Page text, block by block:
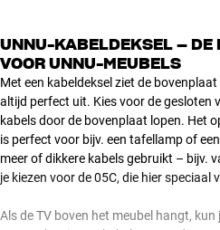
UNNU-KABELDEKSEL –
VOOR UNNU-MEUBELS
Met een kabeldeksel ziet de
altijd perfect uit. Kies voor de gesloten
kabels door de bovenplaat lopen. Het
is perfect voor bijv. een tafellamp of
meer of dikkere kabels gebruikt – bijv.
je kiezen voor de 05C, die hier speciaal
Als de TV boven het meubel hangt, kun